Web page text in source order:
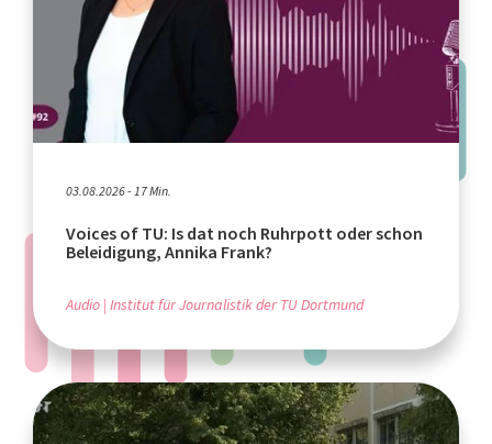
03.08.2026 - 17 Min.
Voices of TU: Is dat noch Ruhrpott oder schon
Beleidigung, Annika Frank?
Audio Institut für Journalistik der TU Dortmund